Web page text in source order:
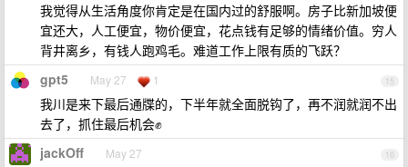
我觉得从生活角度你肯定是在国内过的舒服啊。房子比新加坡便
宜还大，人工便宜，物价便宜，花点钱有足够的情绪价值。穷人
背井离乡，有钱人跑鸡毛。难道工作上限有质的飞跃？
15
gpt5 May 27 1
我川是来下最后通牒的，下半年就全面脱钩了，再不润就润不出
去了，抓住最后机会✊
16
jackOff May 27